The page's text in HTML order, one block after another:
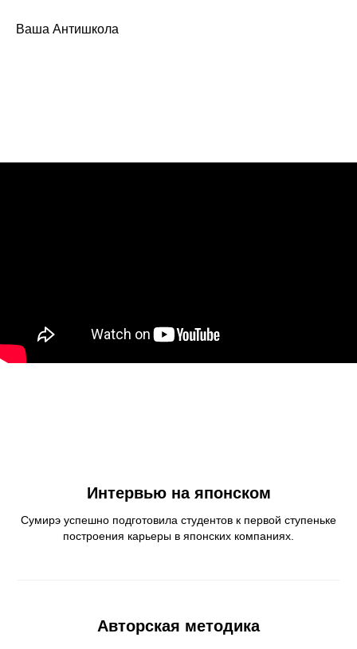
Ваша Антишкола
Интервью на японском
Сумирэ успешно подготовила студентов к первой ступеньке
построения карьеры в японских компаниях.
Авторская методика